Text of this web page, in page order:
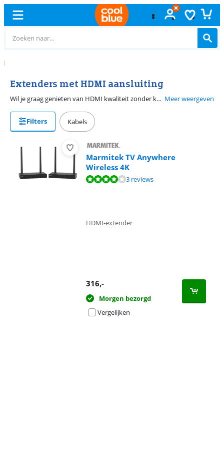
Extenders met HDMI aansluiting
Wil je graag genieten van HDMI kwaliteit zonder kabels te hoeven trekken? Koop een wireless HDMI pakket om zonder kabels je HDMI signaal te versturen. Je hebt verschillende opties, sommige extenders gebruiken wifi (door de lucht), andere extenders gebruik je stroomnet om het signaal te verlengen. Beide zorgen er voor dat je zelf geen lange kabels hoeft te leggen. Meer weergeven
Filters Kabels
Marmitek TV Anywhere
Wireless 4K
Beoordeling is 7,7 van de 10, gebaseerd op 3 reviews.
3 reviews
HDMI-extender
316,-
Morgen bezorgd
Vergelijken